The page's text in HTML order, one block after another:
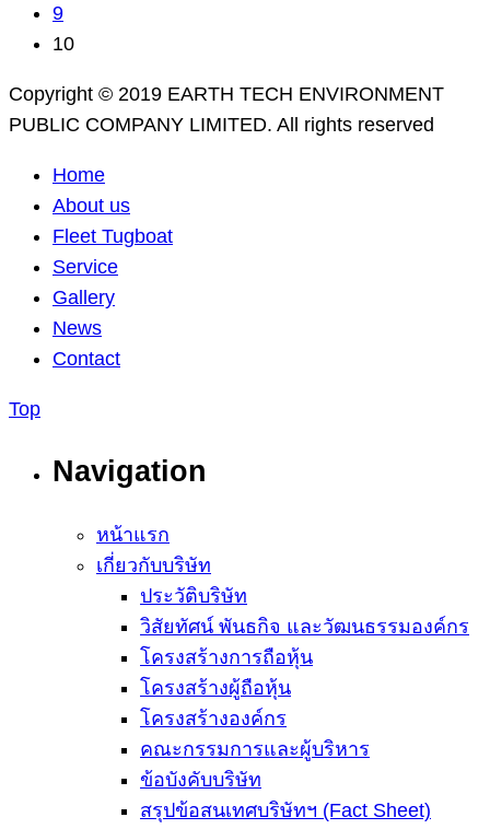
9
10
Copyright © 2019 EARTH TECH ENVIRONMENT
PUBLIC COMPANY LIMITED. All rights reserved
Home
About us
Fleet Tugboat
Service
Gallery
News
Contact
Top
Navigation
หน้าแรก
เกี่ยวกับบริษัท
ประวัติบริษัท
วิสัยทัศน์ พันธกิจ และวัฒนธรรมองค์กร
โครงสร้างการถือหุ้น
โครงสร้างผู้ถือหุ้น
โครงสร้างองค์กร
คณะกรรมการและผู้บริหาร
ข้อบังคับบริษัท
สรุปข้อสนเทศบริษัทฯ (Fact Sheet)